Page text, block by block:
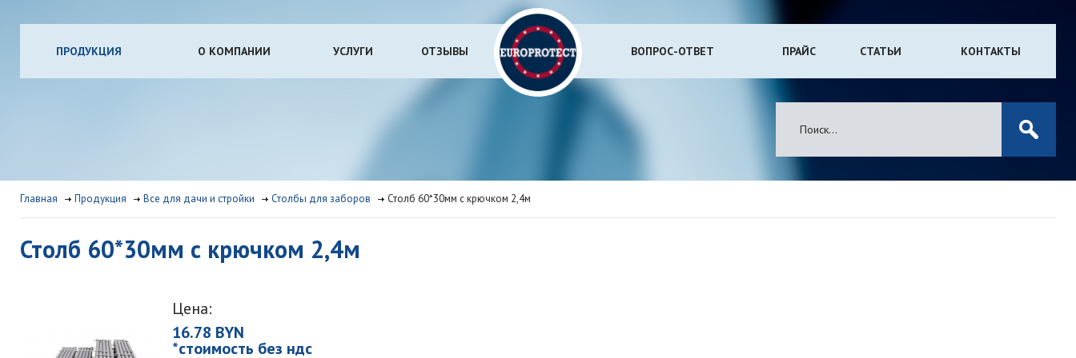
ПРОДУКЦИЯ О КОМПАНИИ УСЛУГИ ОТЗЫВЫ ВОПРОС-ОТВЕТ ПРАЙС СТАТЬИ КОНТАКТЫ
Главная Продукция Все для дачи и стройки Столбы для заборов Столб 60*30мм с крючком 2,4м
Столб 60*30мм с крючком 2,4м
Цена:
16.78 BYN
*стоимость без ндс